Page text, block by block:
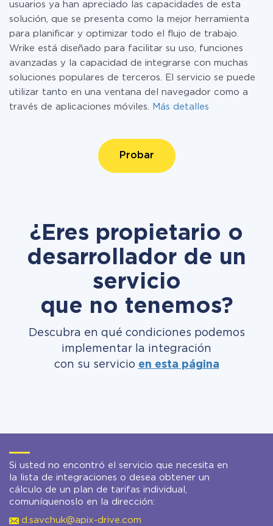
usuarios ya han apreciado las capacidades de esta
solución, que se presenta como la mejor herramienta
para planificar y optimizar todo el flujo de trabajo.
Wrike está diseñado para facilitar su uso, funciones
avanzadas y la capacidad de integrarse con muchas
soluciones populares de terceros. El servicio se puede
utilizar tanto en una ventana del navegador como a
través de aplicaciones móviles.
Más detalles
Probar
¿Eres propietario o
desarrollador de un
servicio
que no tenemos?
Descubra en qué condiciones podemos
implementar la integración
con su servicio en esta página
Si usted no encontró el servicio que necesita en
la lista de integraciones o desea obtener un
cálculo de un plan de tarifas individual,
comuníquenoslo en la dirección:
d.savchuk@apix-drive.com